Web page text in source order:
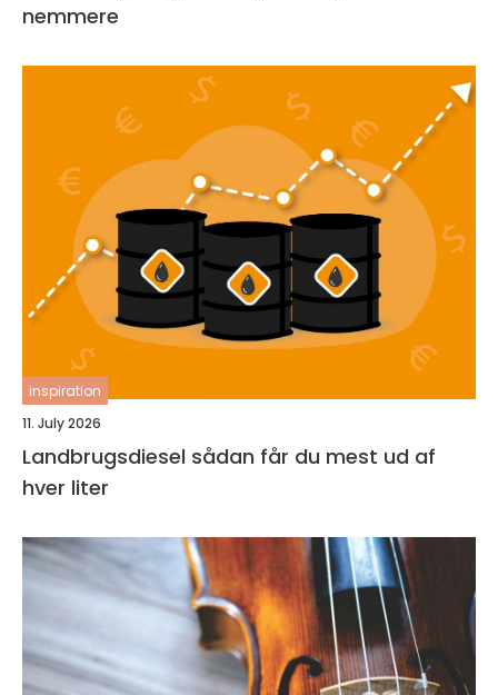
nemmere
inspiration
11. July 2026
Landbrugsdiesel sådan får du mest ud af
hver liter